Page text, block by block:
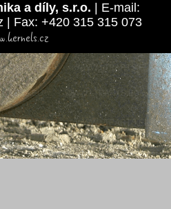
a díly, s.r.o. | E-mail:
| Fax: +420 315 315 073